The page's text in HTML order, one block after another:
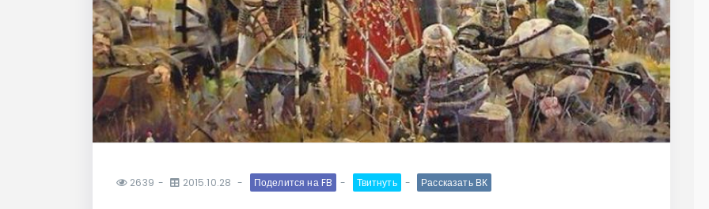
2639 2015.10.28 Поделится на FB Твитнуть Рассказать ВК